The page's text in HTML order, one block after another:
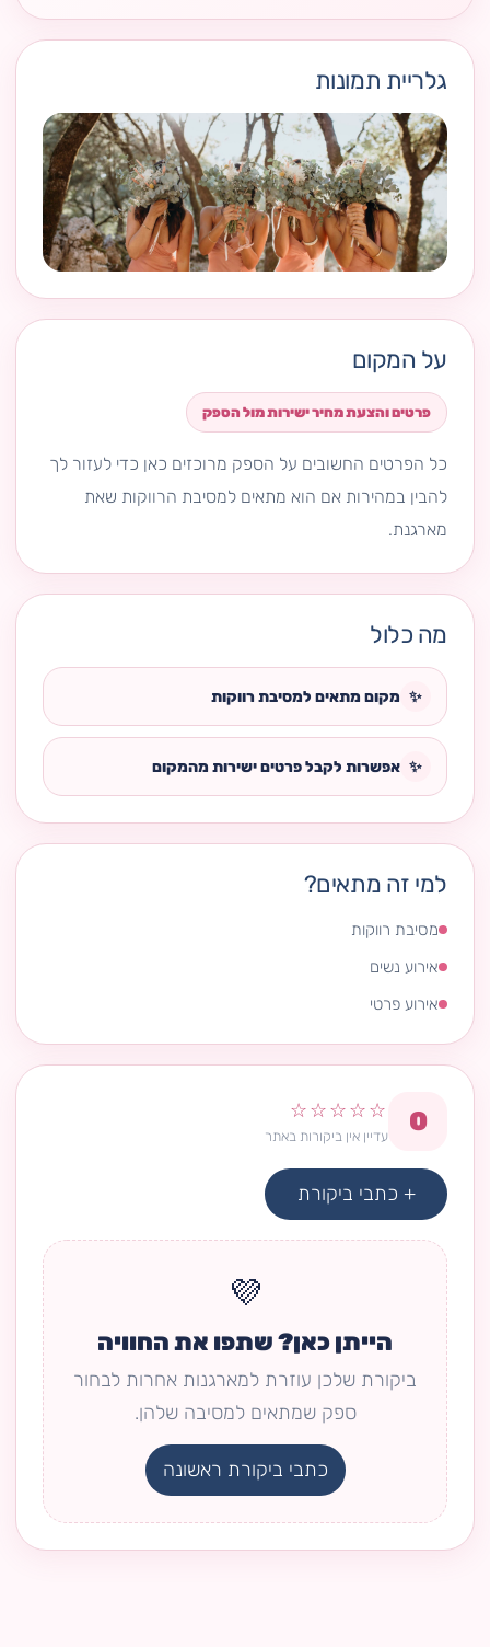
גלריית תמונות
על המקום
פרטים והצעת מחיר ישירות מול הספק
כל הפרטים החשובים על הספק מרוכזים כאן כדי לעזור לך
להבין במהירות אם הוא מתאים למסיבת הרווקות שאת
מארגנת.
מה כלול
✨ מקום מתאים למסיבת רווקות
✨ אפשרות לקבל פרטים ישירות מהמקום
למי זה מתאים?
מסיבת רווקות
אירוע נשים
אירוע פרטי
0
☆☆☆☆☆
עדיין אין ביקורות באתר
+ כתבי ביקורת
💜
הייתן כאן? שתפו את החוויה
ביקורת שלכן עוזרת למארגנות אחרות לבחור
ספק שמתאים למסיבה שלהן.
כתבי ביקורת ראשונה